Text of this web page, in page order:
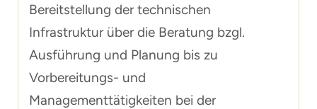
Bereitstellung der technischen
Infrastruktur über die Beratung bzgl.
Ausführung und Planung bis zu
Vorbereitungs- und
Managementtätigkeiten bei der